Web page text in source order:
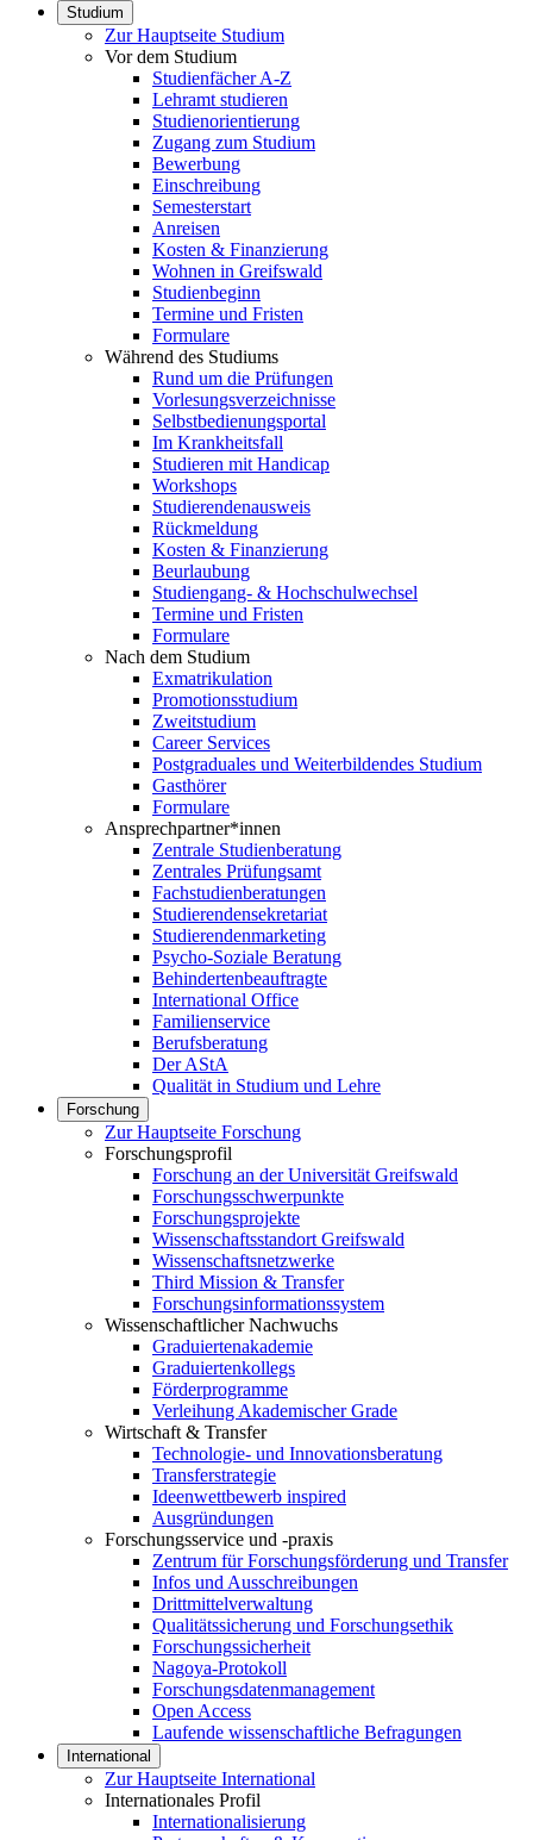
Studium
Zur Hauptseite Studium
Vor dem Studium
Studienfächer A-Z
Lehramt studieren
Studienorientierung
Zugang zum Studium
Bewerbung
Einschreibung
Semesterstart
Anreisen
Kosten & Finanzierung
Wohnen in Greifswald
Studienbeginn
Termine und Fristen
Formulare
Während des Studiums
Rund um die Prüfungen
Vorlesungsverzeichnisse
Selbstbedienungsportal
Im Krankheitsfall
Studieren mit Handicap
Workshops
Studierendenausweis
Rückmeldung
Kosten & Finanzierung
Beurlaubung
Studiengang- & Hochschulwechsel
Termine und Fristen
Formulare
Nach dem Studium
Exmatrikulation
Promotionsstudium
Zweitstudium
Career Services
Postgraduales und Weiterbildendes Studium
Gasthörer
Formulare
Ansprechpartner*innen
Zentrale Studienberatung
Zentrales Prüfungsamt
Fachstudienberatungen
Studierendensekretariat
Studierendenmarketing
Psycho-Soziale Beratung
Behindertenbeauftragte
International Office
Familienservice
Berufsberatung
Der AStA
Qualität in Studium und Lehre
Forschung
Zur Hauptseite Forschung
Forschungsprofil
Forschung an der Universität Greifswald
Forschungsschwerpunkte
Forschungsprojekte
Wissenschaftsstandort Greifswald
Wissenschaftsnetzwerke
Third Mission & Transfer
Forschungsinformationssystem
Wissenschaftlicher Nachwuchs
Graduiertenakademie
Graduiertenkollegs
Förderprogramme
Verleihung Akademischer Grade
Wirtschaft & Transfer
Technologie- und Innovationsberatung
Transferstrategie
Ideenwettbewerb inspired
Ausgründungen
Forschungsservice und -praxis
Zentrum für Forschungsförderung und Transfer
Infos und Ausschreibungen
Drittmittelverwaltung
Qualitätssicherung und Forschungsethik
Forschungssicherheit
Nagoya-Protokoll
Forschungsdatenmanagement
Open Access
Laufende wissenschaftliche Befragungen
International
Zur Hauptseite International
Internationales Profil
Internationalisierung